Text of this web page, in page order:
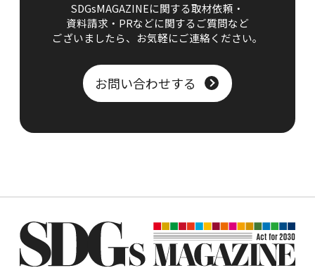
SDGsMAGAZINEに関する取材依頼・
資料請求・PRなどに関するご質問など
ございましたら、 お気軽にご連絡ください。
お問い合わせする